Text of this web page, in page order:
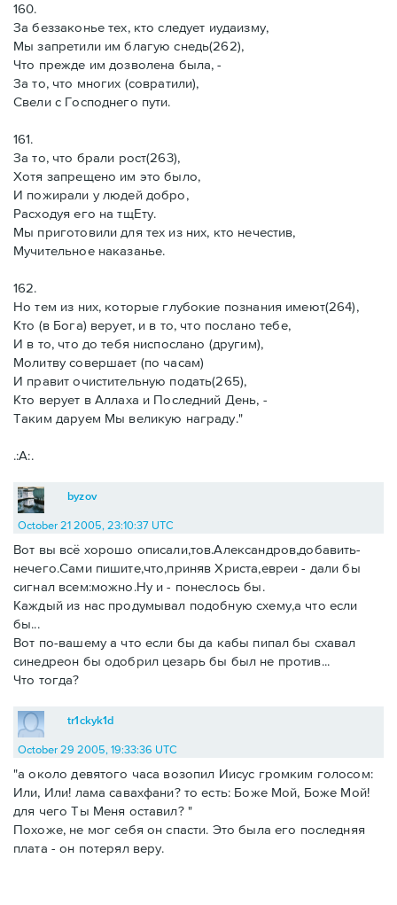
160.
За беззаконье тех, кто следует иудаизму,
Мы запретили им благую снедь(262),
Что прежде им дозволена была, -
За то, что многих (совратили),
Свели с Господнего пути.
161.
За то, что брали рост(263),
Хотя запрещено им это было,
И пожирали у людей добро,
Расходуя его на тщЕту.
Мы приготовили для тех из них, кто нечестив,
Мучительное наказанье.
162.
Но тем из них, которые глубокие познания имеют(264),
Кто (в Бога) верует, и в то, что послано тебе,
И в то, что до тебя ниспослано (другим),
Молитву совершает (по часам)
И правит очистительную подать(265),
Кто верует в Аллаха и Последний День, -
Таким даруем Мы великую награду."
.:А:.
byzov
October 21 2005, 23:10:37 UTC
Вот вы всё хорошо описали,тов.Александров,добавить-
нечего.Сами пишите,что,приняв Христа,евреи - дали бы
сигнал всем:можно.Ну и - понеслось бы.
Каждый из нас продумывал подобную схему,а что если
бы...
Вот по-вашему а что если бы да кабы пипал бы схавал
синедреон бы одобрил цезарь бы был не против...
Что тогда?
tr1ckyk1d
October 29 2005, 19:33:36 UTC
"а около девятого часа возопил Иисус громким голосом:
Или, Или! лама савахфани? то есть: Боже Мой, Боже Мой!
для чего Ты Меня оставил? "
Похоже, не мог себя он спасти. Это была его последняя
плата - он потерял веру.